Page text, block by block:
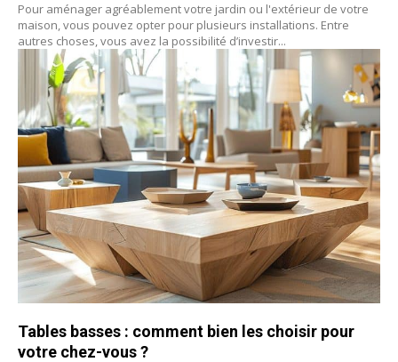
Pour aménager agréablement votre jardin ou l'extérieur de votre
maison, vous pouvez opter pour plusieurs installations. Entre
autres choses, vous avez la possibilité d’investir...
Tables basses : comment bien les choisir pour
votre chez-vous ?